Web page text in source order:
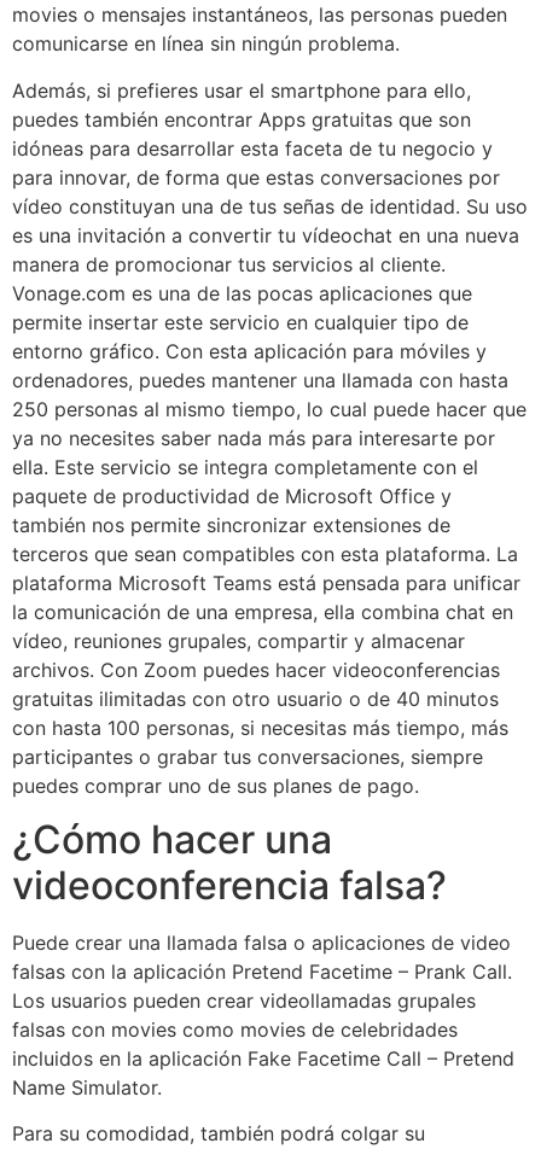
movies o mensajes instantáneos, las personas pueden
comunicarse en línea sin ningún problema.
Además, si prefieres usar el smartphone para ello,
puedes también encontrar Apps gratuitas que son
idóneas para desarrollar esta faceta de tu negocio y
para innovar, de forma que estas conversaciones por
vídeo constituyan una de tus señas de identidad. Su uso
es una invitación a convertir tu vídeochat en una nueva
manera de promocionar tus servicios al cliente.
Vonage.com es una de las pocas aplicaciones que
permite insertar este servicio en cualquier tipo de
entorno gráfico. Con esta aplicación para móviles y
ordenadores, puedes mantener una llamada con hasta
250 personas al mismo tiempo, lo cual puede hacer que
ya no necesites saber nada más para interesarte por
ella. Este servicio se integra completamente con el
paquete de productividad de Microsoft Office y
también nos permite sincronizar extensiones de
terceros que sean compatibles con esta plataforma. La
plataforma Microsoft Teams está pensada para unificar
la comunicación de una empresa, ella combina chat en
vídeo, reuniones grupales, compartir y almacenar
archivos. Con Zoom puedes hacer videoconferencias
gratuitas ilimitadas con otro usuario o de 40 minutos
con hasta 100 personas, si necesitas más tiempo, más
participantes o grabar tus conversaciones, siempre
puedes comprar uno de sus planes de pago.
¿Cómo hacer una
videoconferencia falsa?
Puede crear una llamada falsa o aplicaciones de video
falsas con la aplicación Pretend Facetime – Prank Call.
Los usuarios pueden crear videollamadas grupales
falsas con movies como movies de celebridades
incluidos en la aplicación Fake Facetime Call – Pretend
Name Simulator.
Para su comodidad, también podrá colgar su